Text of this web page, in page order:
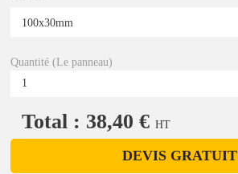
Quantité (Le panneau)
Total : 38,40 € HT
DEVIS GRATUIT